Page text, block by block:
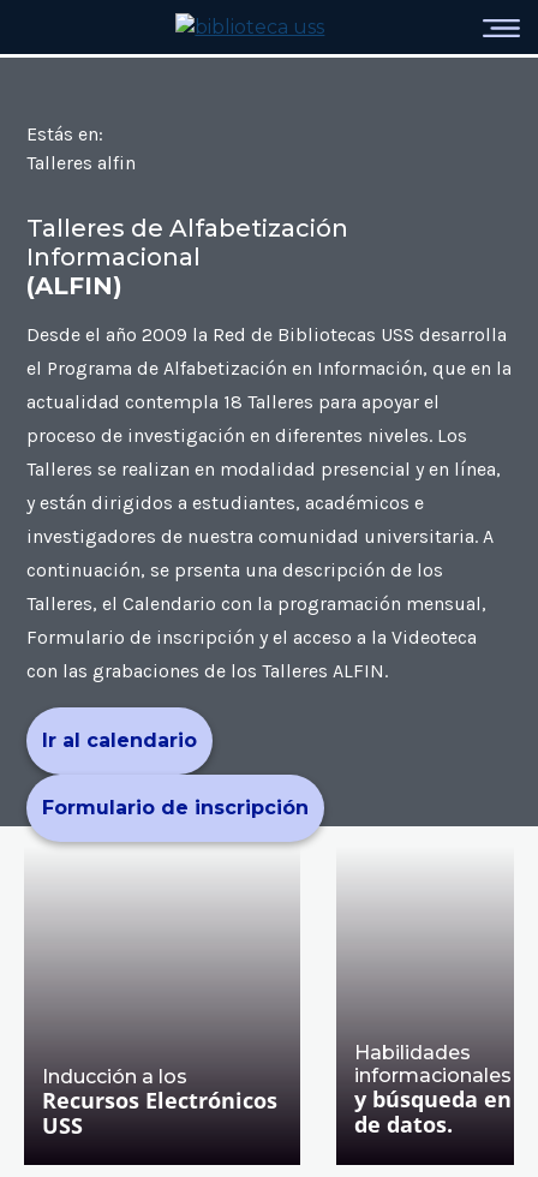
Estás en:
Talleres alfin
Talleres de Alfabetización
Informacional
(ALFIN)
Desde el año 2009 la Red de Bibliotecas USS desarrolla
el Programa de Alfabetización en Información, que en la
actualidad contempla 18 Talleres para apoyar el
proceso de investigación en diferentes niveles. Los
Talleres se realizan en modalidad presencial y en línea,
y están dirigidos a estudiantes, académicos e
investigadores de nuestra comunidad universitaria. A
continuación, se prsenta una descripción de los
Talleres, el Calendario con la programación mensual,
Formulario de inscripción y el acceso a la Videoteca
con las grabaciones de los Talleres ALFIN.
Ir al calendario
Formulario de inscripción
Inducción a los
Recursos Electrónicos
USS
Habilidades
informacionales
y búsqueda en
de datos.